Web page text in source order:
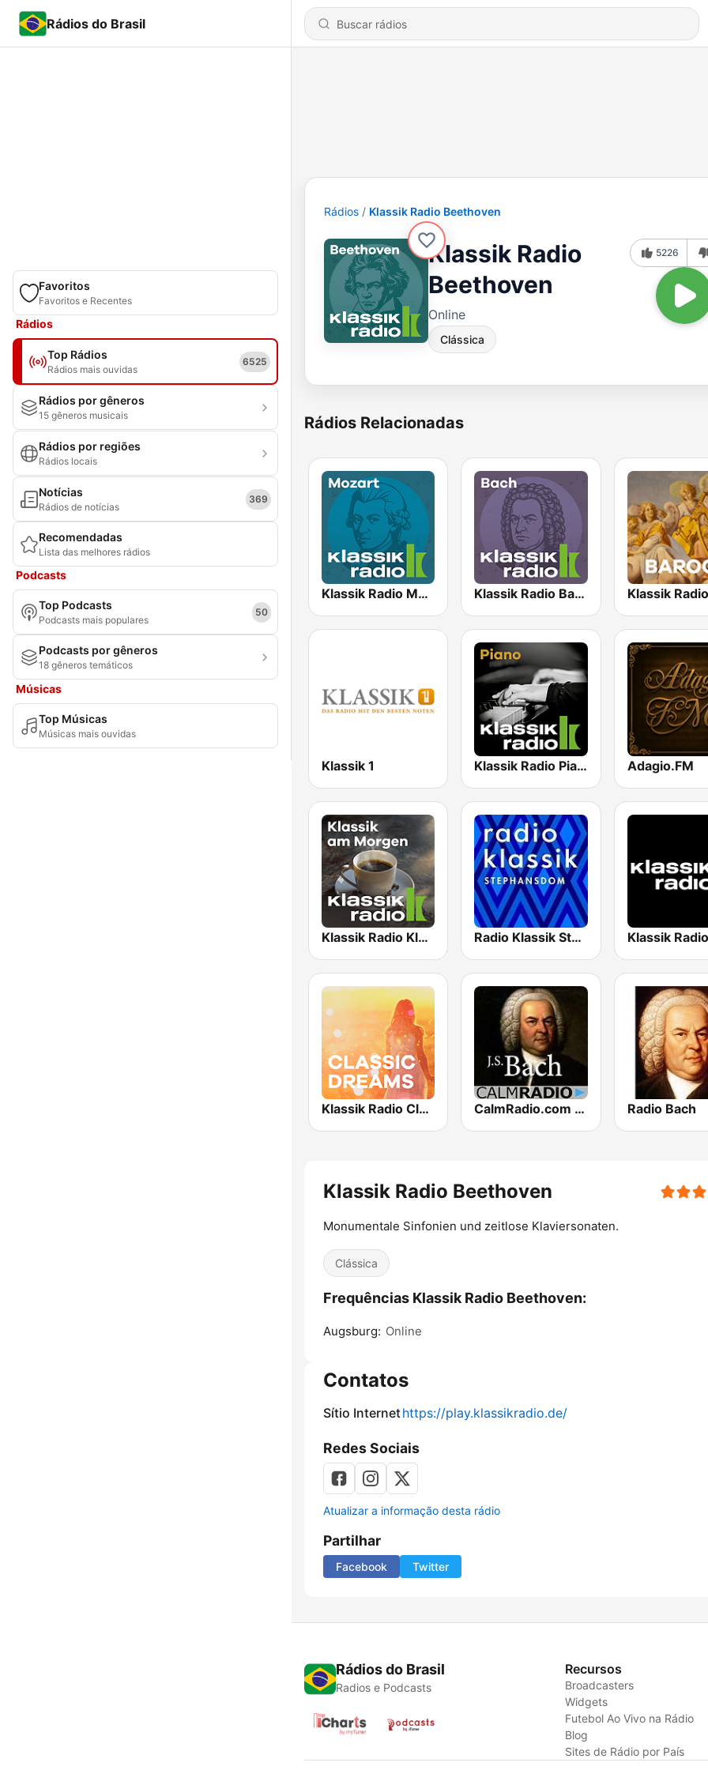
Rádios do Brasil
Favoritos
Favoritos e Recentes
Rádios
Top Rádios
Rádios mais ouvidas
6525
Rádios por gêneros
15 gêneros musicais
Rádios por regiões
Rádios locais
Notícias
Rádios de notícias
369
Recomendadas
Lista das melhores rádios
Podcasts
Top Podcasts
Podcasts mais populares
50
Podcasts por gêneros
18 gêneros temáticos
Músicas
Top Músicas
Músicas mais ouvidas
Rádios Klassik Radio Beethoven
Klassik Radio
Beethoven
Online
Clássica
5226
Rádios Relacionadas
Klassik Radio Mozart Klassik Radio Bach
Klassik 1 Klassik Radio Piano Adagio.FM
Klassik Radio Klassik am Morgen Radio Klassik Stephansdom Klassik Radio
Klassik Radio Classic Dreams CalmRadio.com - Bach Radio Bach
Klassik Radio Beethoven
Monumentale Sinfonien und zeitlose Klaviersonaten.
Clássica
Frequências Klassik Radio Beethoven:
Augsburg: Online
Contatos
Sítio Internethttps://play.klassikradio.de/
Redes Sociais
Atualizar a informação desta rádio
Partilhar
Facebook Twitter
Rádios do Brasil
Radios e Podcasts
Recursos
Broadcasters
Widgets
Futebol Ao Vivo na Rádio
Blog
Sites de Rádio por País